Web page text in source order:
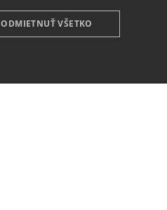
ODMIETNUŤ VŠETKO